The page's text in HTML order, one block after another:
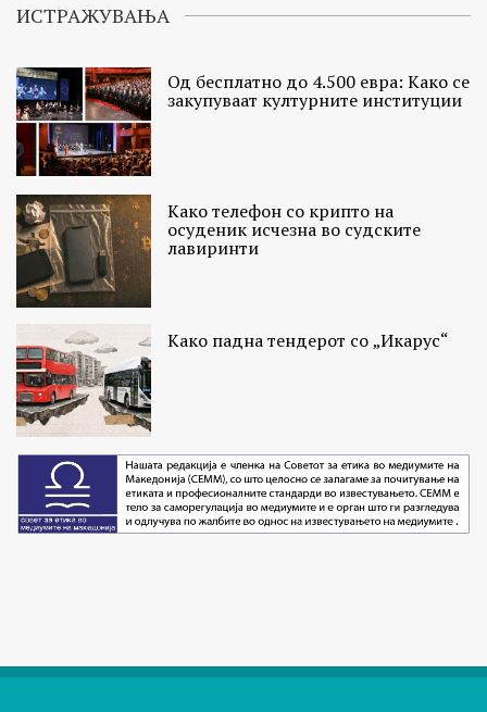
ИСТРАЖУВАЊА
Од бесплатно до 4.500 евра: Како се
закупуваат културните институции
Како телефон со крипто на
осуденик исчезна во судските
лавиринти
Како падна тендерот со „Икарус“